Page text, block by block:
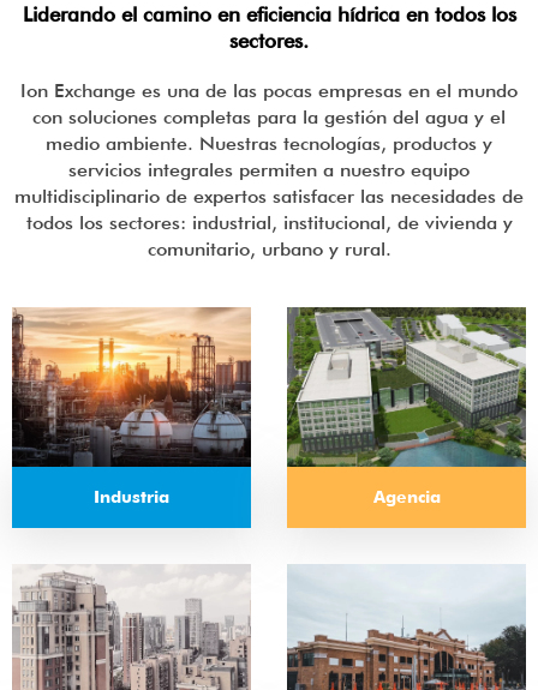
Liderando el camino en eficiencia hídrica en todos los
sectores.
Ion Exchange es una de las pocas empresas en el mundo
con soluciones completas para la gestión del agua y el
medio ambiente. Nuestras tecnologías, productos y
servicios integrales permiten a nuestro equipo
multidisciplinario de expertos satisfacer las necesidades de
todos los sectores: industrial, institucional, de vivienda y
comunitario, urbano y rural.
Industria Agencia